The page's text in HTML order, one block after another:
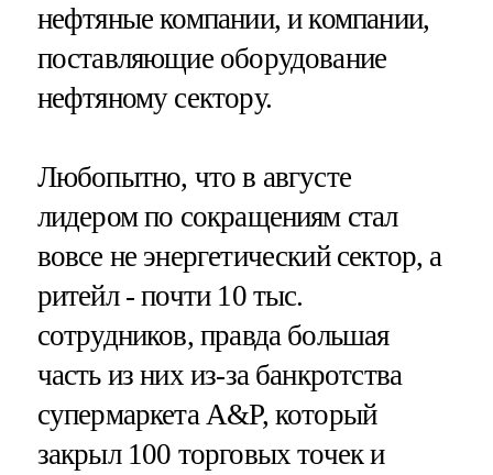
нефтяные компании, и компании,
поставляющие оборудование
нефтяному сектору.
Любопытно, что в августе
лидером по сокращениям стал
вовсе не энергетический сектор, а
ритейл - почти 10 тыс.
сотрудников, правда большая
часть из них из-за банкротства
супермаркета A&P, который
закрыл 100 торговых точек и